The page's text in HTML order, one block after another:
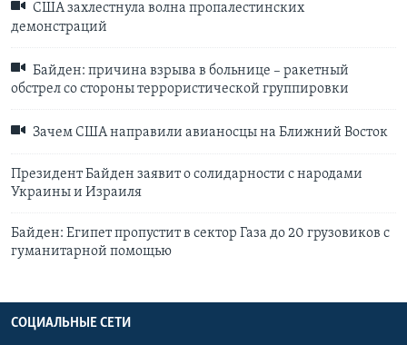
США захлестнула волна пропалестинских
демонстраций
Байден: причина взрыва в больнице – ракетный
обстрел со стороны террористической группировки
Зачем США направили авианосцы на Ближний Восток
Президент Байден заявит о солидарности с народами
Украины и Израиля
Байден: Египет пропустит в сектор Газа до 20 грузовиков с
гуманитарной помощью
СОЦИАЛЬНЫЕ СЕТИ